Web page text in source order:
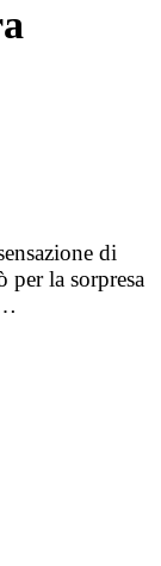
di
per la sorpresa